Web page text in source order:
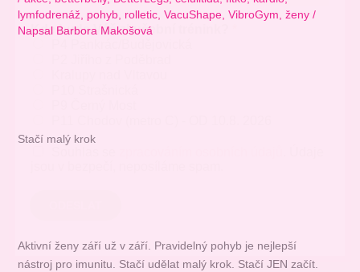
lymfodrenáž, pohyb, rolletic, VacuShape, VibroGym, ženy/
Napsal Barbora Makošová
Stačí malý krok
Aktivní ženy září už v září. Pravidelný pohyb je nejlepší
nástroj pro imunitu. Stačí udělat malý krok. Stačí JEN začít.
Kde bude Váš zkušební trénink?